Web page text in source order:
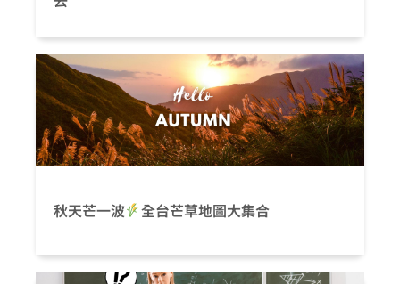
秋天芒一波 全台芒草地圖大集合